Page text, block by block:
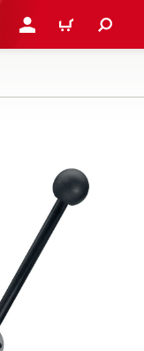
ANMELDEN ODER
WARENKORB